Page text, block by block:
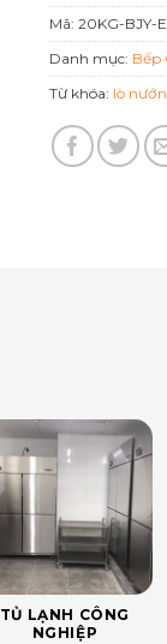
Mã:20KG-BJY-
Danh mục: Bếp
Từ khóa: lò
TỦ LẠNH CÔNG
NGHIỆP